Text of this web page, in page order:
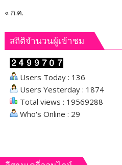
« ก.ค.
สถิติจำนวนผู้เข้าชม
Users Today : 136
Users Yesterday : 1874
Total views : 19569288
Who's Online : 29